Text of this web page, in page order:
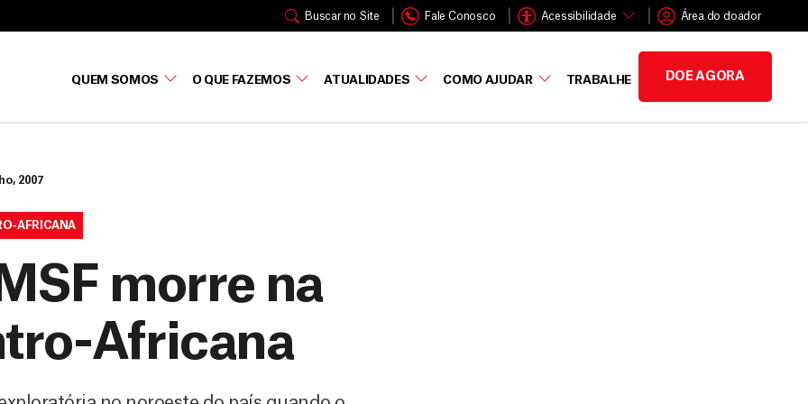
Buscar no Site Fale Conosco Acessibilidade Área do doador
QUEM SOMOS O QUE FAZEMOS ATUALIDADES COMO AJUDAR TRABALHE DOE AGORA
2007
AFRICANA
morre na
Africana